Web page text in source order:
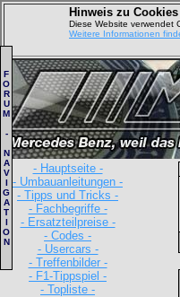
Hinweis zu Cookies
Diese Website verwendet
Weitere Informationen
- Hauptseite -
- Umbauanleitungen -
- Tipps und Tricks -
- Fachbegriffe -
- Ersatzteilpreise -
- Codes -
- Usercars -
- Treffenbilder -
- F1-Tippspiel -
- Topliste -
F
O
R
U
M
-
N
A
V
I
G
A
T
I
O
N